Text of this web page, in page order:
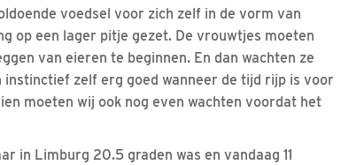
voedsel voor zich zelf in de vorm van
op een lager pitje gezet. De vrouwtjes moeten
van eieren te beginnen. En dan wachten ze
zelf erg goed wanneer de tijd rijp is voor
moeten wij ook nog even wachten voordat het
in Limburg 20.5 graden was en vandaag 11